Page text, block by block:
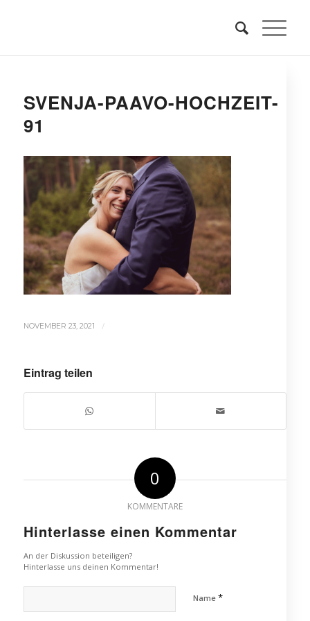
SVENJA-PAAVO-HOCHZEIT-
91
NOVEMBER 23, 2021 /
Eintrag teilen
0
KOMMENTARE
Hinterlasse einen Kommentar
An der Diskussion beteiligen?
Hinterlasse uns deinen Kommentar!
Name *